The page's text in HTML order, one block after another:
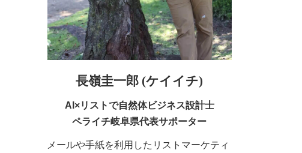
長嶺圭一郎 (ケイイチ)
AI×リストで自然体ビジネス設計士
ペライチ岐阜県代表サポーター
メールや手紙を利用したリストマーケティ